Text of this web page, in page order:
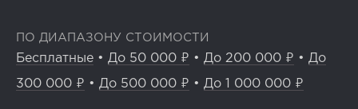
ПО ДИАПАЗОНУ СТОИМОСТИ
Бесплатные • До 50 000 ₽ • До 200 000 ₽ • До
300 000 ₽ • До 500 000 ₽ • До 1 000 000 ₽